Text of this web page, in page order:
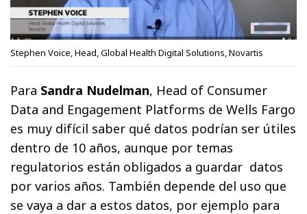
Stephen Voice, Head, Global Health Digital Solutions, Novartis
Para Sandra Nudelman, Head of Consumer
Data and Engagement Platforms de Wells Fargo
es muy difícil saber qué datos podrían ser útiles
dentro de 10 años, aunque por temas
regulatorios están obligados a guardar datos
por varios años. También depende del uso que
se vaya a dar a estos datos, por ejemplo para